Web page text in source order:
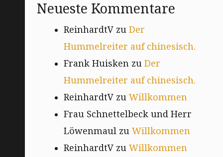
Neueste Kommentare
ReinhardtVzu Der
Hummelreiter auf chinesisch.
Frank Huisken zu Der
Hummelreiter auf chinesisch.
ReinhardtVzu Willkommen
Frau Schnettelbeck und Herr
Löwenmaul zu Willkommen
ReinhardtVzu Willkommen